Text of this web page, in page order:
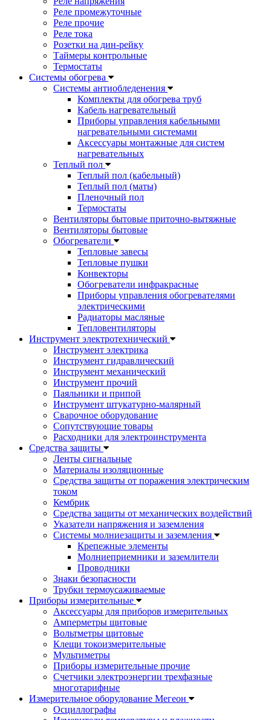
Реле промежуточные
Реле прочие
Реле тока
Розетки на дин-рейку
Таймеры контрольные
Термостаты
Системы обогрева
Системы антиобледенения
Комплекты для обогрева труб
Кабель нагревательный
Приборы управления кабельными
нагревательными системами
Аксессуары монтажные для систем
нагревательных
Теплый пол
Теплый пол (кабельный)
Теплый пол (маты)
Пленочный пол
Термостаты
Вентиляторы бытовые приточно-вытяжные
Вентиляторы бытовые
Обогреватели
Тепловые завесы
Тепловые пушки
Конвекторы
Обогреватели инфракрасные
Приборы управления обогревателями
электрическими
Радиаторы масляные
Тепловентиляторы
Инструмент электротехнический
Инструмент электрика
Инструмент гидравлический
Инструмент механический
Инструмент прочий
Паяльники и припой
Инструмент штукатурно-малярный
Сварочное оборудование
Сопутствующие товары
Расходники для электроинструмента
Cредства защиты
Ленты сигнальные
Материалы изоляционные
Средства защиты от поражения электрическим
током
Кембрик
Средства защиты от механических воздействий
Указатели напряжения и заземления
Системы молниезащиты и заземления
Крепежные элементы
Молниеприемники и заземлители
Проводники
Знаки безопасности
Трубки термоусаживаемые
Приборы измерительные
Аксессуары для приборов измерительных
Амперметры щитовые
Вольтметры щитовые
Клещи токоизмерительные
Мультиметры
Приборы измерительные прочие
Счетчики электроэнергии трехфазные
многотарифные
Измерительное оборудование Мегеон
Осциллографы